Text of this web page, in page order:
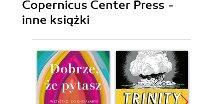
Copernicus Center Press -
inne książki